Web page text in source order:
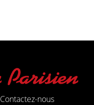
Contactez-nous